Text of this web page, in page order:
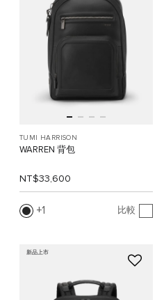
TUMI HARRISON
WARREN 背包
NT$33,600
1 比較
新品上市